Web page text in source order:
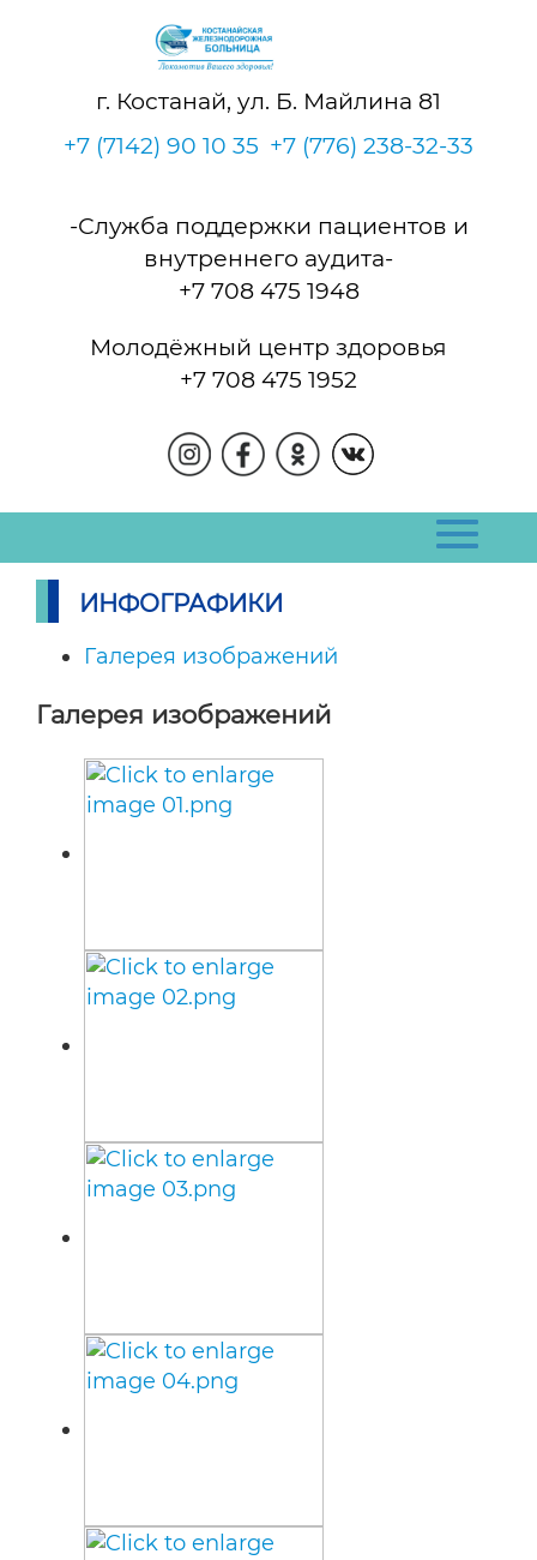
г. Костанай, ул. Б. Майлина 81
+7 (7142) 90 10 35 +7 (776) 238-32-33
-Служба поддержки пациентов и
внутреннего аудита-
+7 708 475 1948
Молодёжный центр здоровья
+7 708 475 1952
ИНФОГРАФИКИ
Галерея изображений
Галерея изображений